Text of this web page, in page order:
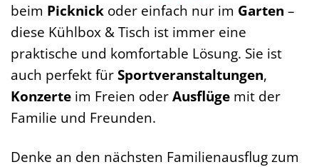
beim Picknick oder einfach nur im Garten –
diese Kühlbox & Tisch ist immer eine
praktische und komfortable Lösung. Sie ist
auch perfekt fürSportveranstaltungen,
Konzerte im Freien oderAusflüge mit der
Familie und Freunden.
Denke an den nächsten Familienausflug zum